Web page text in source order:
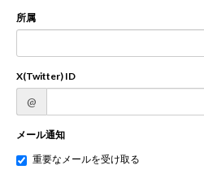
所属
X(Twitter) ID
@
メール通知
重要なメールを受け取る